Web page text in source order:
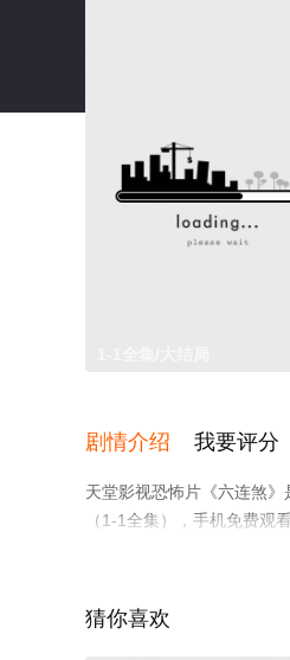
剧情介绍 我要评分
天堂影视恐怖片《六连煞
（1-1全集），手机免费观
猜你喜欢